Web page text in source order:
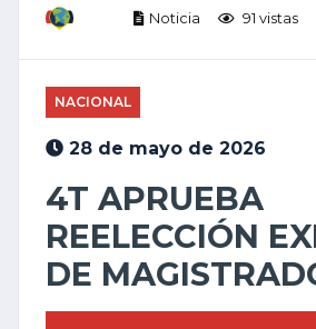
Noticia 91 vistas
NACIONAL
28 de mayo de 2026
4T APRUEBA
REELECCIÓN
DE